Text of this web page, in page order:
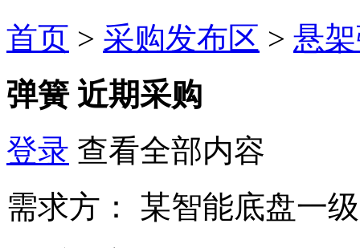
首页 > 采购发布区 > 悬
弹簧 近期采购
登录 查看全部内容
需求方：
某智能底盘一级